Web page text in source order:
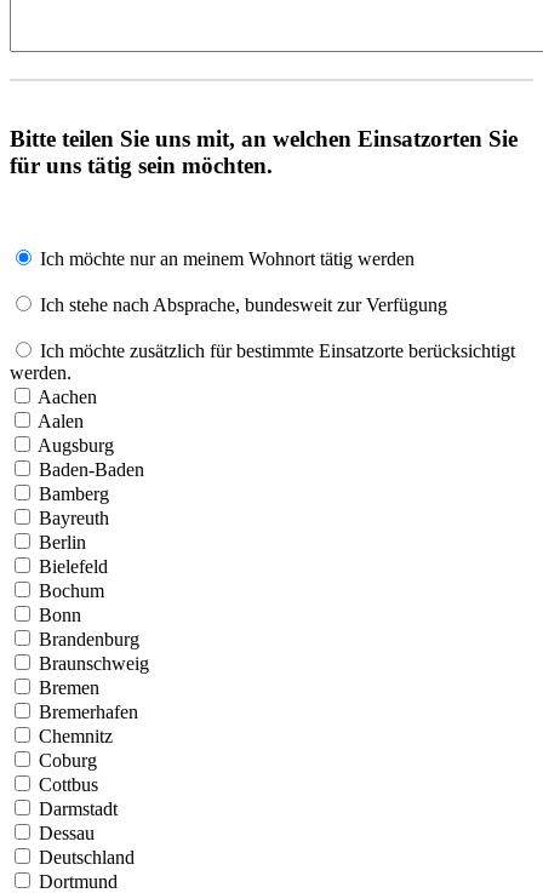
Bitte teilen Sie uns mit, an welchen Einsatzorten Sie
für uns tätig sein möchten.
Ich möchte nur an meinem Wohnort tätig werden
Ich stehe nach Absprache, bundesweit zur Verfügung
Ich möchte zusätzlich für bestimmte Einsatzorte berücksichtigt
werden.
Aachen
Aalen
Augsburg
Baden-Baden
Bamberg
Bayreuth
Berlin
Bielefeld
Bochum
Bonn
Brandenburg
Braunschweig
Bremen
Bremerhafen
Chemnitz
Coburg
Cottbus
Darmstadt
Dessau
Deutschland
Dortmund